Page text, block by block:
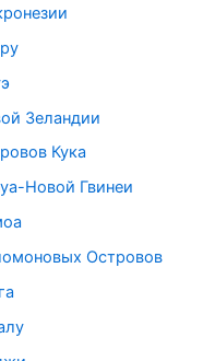
Зеландии
Кука
Новой Гвинеи
Островов